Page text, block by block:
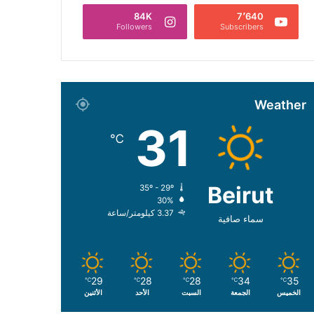
7٬640
Subscribers
84K
Followers
Weather
Beirut
سماء صافية
31
℃
30%
3.37 كيلومتر/ساعة
35
℃
الخميس
34
℃
الجمعة
28
℃
السبت
28
℃
الأحد
29
℃
الأثنين